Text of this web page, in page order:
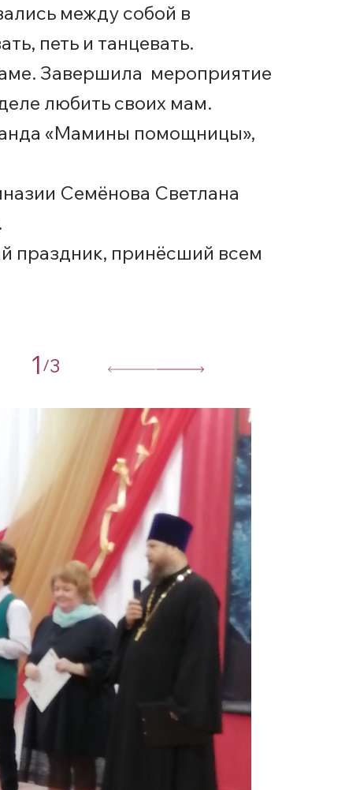
между собой в
петь и танцевать.
Завершила мероприятие
любить своих мам.
«Мамины помощницы»,
Семёнова Светлана
праздник, принёсший всем
1 /3